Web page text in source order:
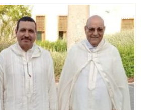
مستجدات